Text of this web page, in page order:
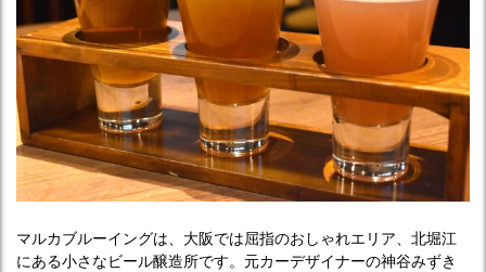
マルカブルーイングは、大阪では屈指のおしゃれエリア、北堀江
にある小さなビール醸造所です。元カーデザイナーの神谷みずき